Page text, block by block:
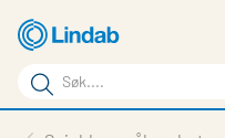
hovedinnhold
Søkeord
Søk